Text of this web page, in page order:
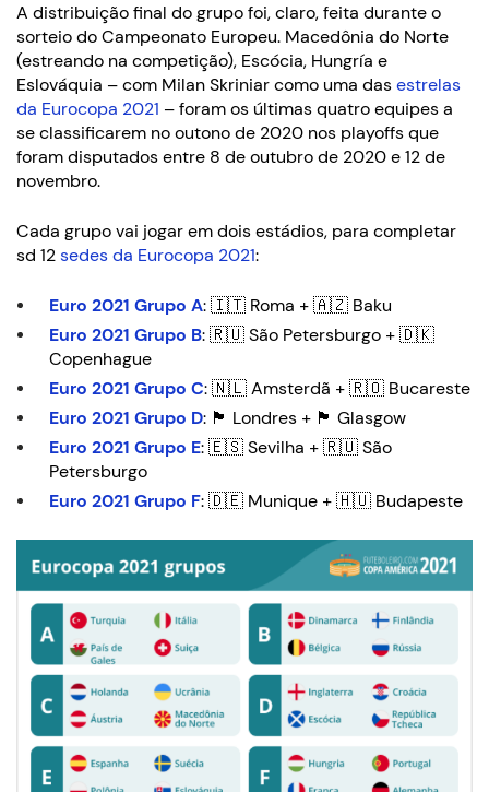
A distribuição final do grupo foi, claro, feita durante o
sorteio do Campeonato Europeu. Macedônia do Norte
(estreando na competição), Escócia, Hungría e
Eslováquia – com Milan Skriniar como uma dasestrelas
da Eurocopa 2021 – foram os últimas quatro equipes a
se classificarem no outono de 2020 nos playoffs que
foram disputados entre 8 de outubro de 2020 e 12 de
novembro.
Cada grupo vai jogar em dois estádios, para completar
sd 12sedes da Eurocopa 2021:
Euro 2021 Grupo A: 🇮🇹 Roma + 🇦🇿 Baku
Euro 2021 Grupo B: 🇷🇺 São Petersburgo + 🇩🇰
Copenhague
Euro 2021 Grupo C: 🇳🇱 Amsterdã + 🇷🇴 Bucareste
Euro 2021 Grupo D: 🏴󠁧󠁢󠁥󠁮󠁧󠁿 Londres + 🏴󠁧󠁢󠁳󠁣󠁴󠁿 Glasgow
Euro 2021 Grupo E: 🇪🇸 Sevilha + 🇷🇺 São
Petersburgo
Euro 2021 Grupo F: 🇩🇪 Munique + 🇭🇺 Budapeste